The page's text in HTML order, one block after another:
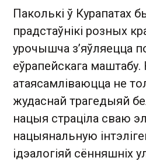
Паколькі ў Курапатах
прадстаўнікі розных
урочышча з’яўляецца
еўрапейскага маштабу.
атаясамліваюцца не
жудаснай трагедыяй
нацыя страціла сваю
нацыянальную
ідэалогіяй сённяшніх